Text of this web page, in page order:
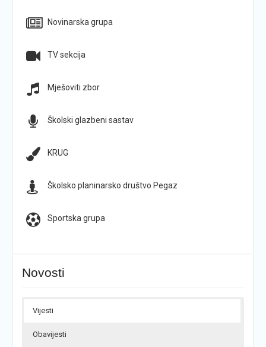
Novinarska grupa
TV sekcija
Mješoviti zbor
Školski glazbeni sastav
KRUG
Školsko planinarsko društvo Pegaz
Sportska grupa
Novosti
Vijesti
Obavijesti